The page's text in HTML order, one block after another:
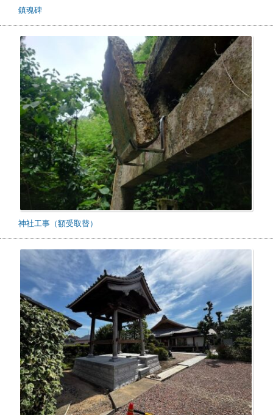
鎮魂碑
神社工事（額受取替）